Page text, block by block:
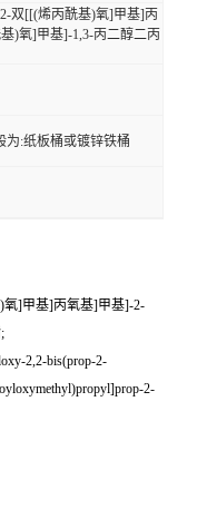
双[[(烯丙酰基)氧]甲基]丙
)氧]甲基]-1,3-丙二醇二丙
为:纸板桶或镀锌铁桶
氧]甲基]丙氧基]甲基]-2-
2,2-bis(prop-2-
2-